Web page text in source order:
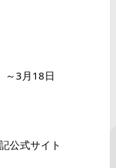
～3月18日
公式サイト